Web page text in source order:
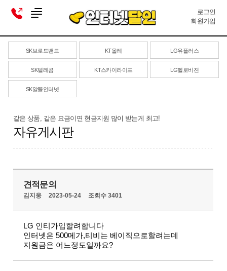
로그인
회원가입
SK브로드밴드 KT올레 LG유플러스
SK텔레콤 KT스카이라이프 LG헬로비젼
SK알뜰인터넷
같은 상품, 같은 요금이면 현금지원 많이 받는게 최고!
자유게시판
견적문의
김지웅 2023-05-24 조회수 3401
LG 인티가입할려합니다
인터넷은 500메가,티비는 베이직으로할려는데
지원금은 어느정도일까요?